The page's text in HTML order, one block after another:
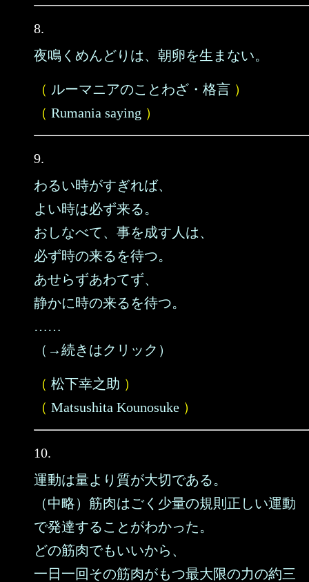
8.
夜鳴くめんどりは、朝卵を生まない。
（ ルーマニアのことわざ・格言 ）
（ Rumania saying ）
9.
わるい時がすぎれば、
よい時は必ず来る。
おしなべて、事を成す人は、
必ず時の来るを待つ。
あせらずあわてず、
静かに時の来るを待つ。
……
（→続きはクリック）
（ 松下幸之助 ）
（ Matsushita Kounosuke ）
10.
運動は量より質が大切である。
（中略）筋肉はごく少量の規則正しい運動
で発達することがわかった。
どの筋肉でもいいから、
一日一回その筋肉がもつ最大限の力の約三